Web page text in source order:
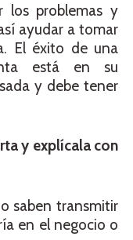
los problemas y
ayudar a tomar
El éxito de una
está en su
y debe tener
y explícala con
saben transmitir
en el negocio o